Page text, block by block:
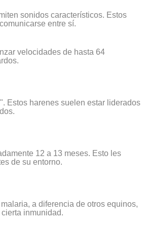
sonidos característicos. Estos
entre sí.
velocidades de hasta 64
Estos harenes suelen estar liderados
12 a 13 meses. Esto les
de su entorno.
a diferencia de otros equinos,
inmunidad.